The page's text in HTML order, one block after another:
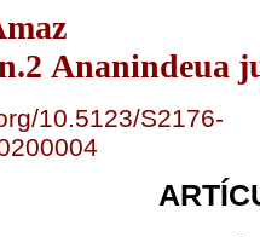
Ananindeua
10.5123/S2176-